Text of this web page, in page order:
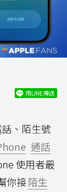
用LINE傳送
話、陌生號
通話
使用者最
你接陌生